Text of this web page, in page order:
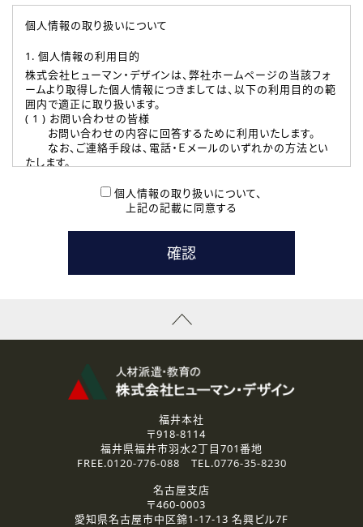
個人情報の取り扱いについて
1. 個人情報の利用目的
株式会社ヒューマン・デザインは、弊社ホームページの当該フォ
ームより取得した個人情報につきましては、以下の利用目的の範
囲内で適正に取り扱います。
( 1 ) お問い合わせの皆様
お問い合わせの内容に回答するために利用いたします。
なお、ご連絡手段は、電話・Ｅメールのいずれかの方法とい
たします。
本登録に関するご連絡および本登録時の参考情報として利
たします。
( 3 ) スタッフ派遣を検討されている企業の皆様
お問い合わせの内容に回答するために利用いたします。
なお、ご連絡手段は、電話・Ｅメールのいずれかの方法とい
資料送付、受講相談に関するご連絡のために利用いたしま
その他、お問い合わせの内容に回答するために利用いたし
なお、ご連絡手段は、電話・Ｅメールのいずれかの方法とい
2.個人情報の第三者提供
ご提供いただいた個人情報は、法令等の規定に従う場合を除き、
3.個人情報の取り扱いの委託
弊社の定める個人情報保護の評価基準を満たした委託先に、個
個人情報の取り扱いについて、
上記の記載に同意する
福井本社
〒918-8114
福井県福井市羽水2丁目701番地
FREE.0120-776-088 TEL.0776-35-8230
名古屋支店
〒460-0003
愛知県名古屋市中区錦1-17-13 名興ビル7F